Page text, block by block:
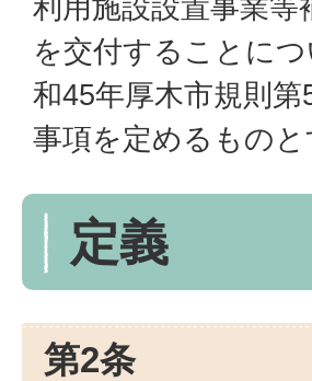
利用施設設置事業
を交付することに
和45年厚木市規則
事項を定めるものと
定義
第2条